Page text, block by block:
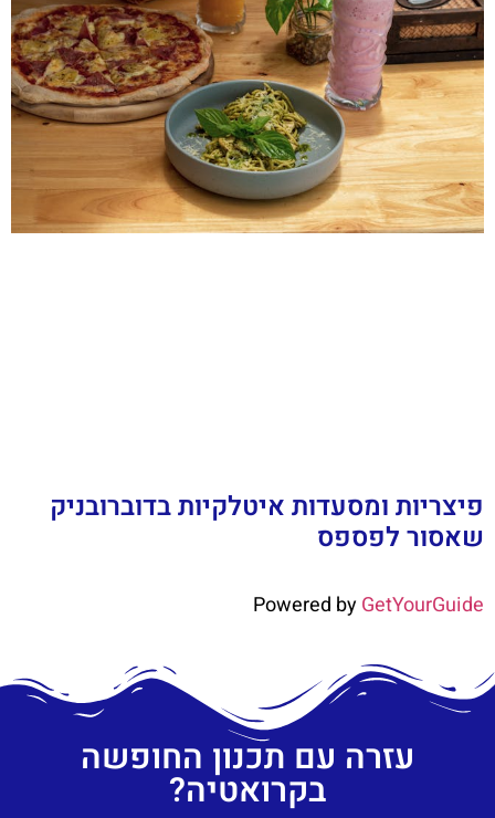
פיצריות ומסעדות איטלקיות בדוברובניק
שאסור לפספס
Powered byGetYourGuide
עזרה עם תכנון החופשה
בקרואטיה?